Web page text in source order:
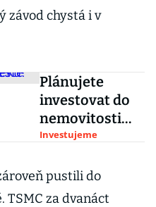
závod chystá i v
Plánujete
investovat do
nemovitosti
přes hypotéku?
kde se to ještě
vyplatí
Investujeme
pustili do
TSMC za dvanáct